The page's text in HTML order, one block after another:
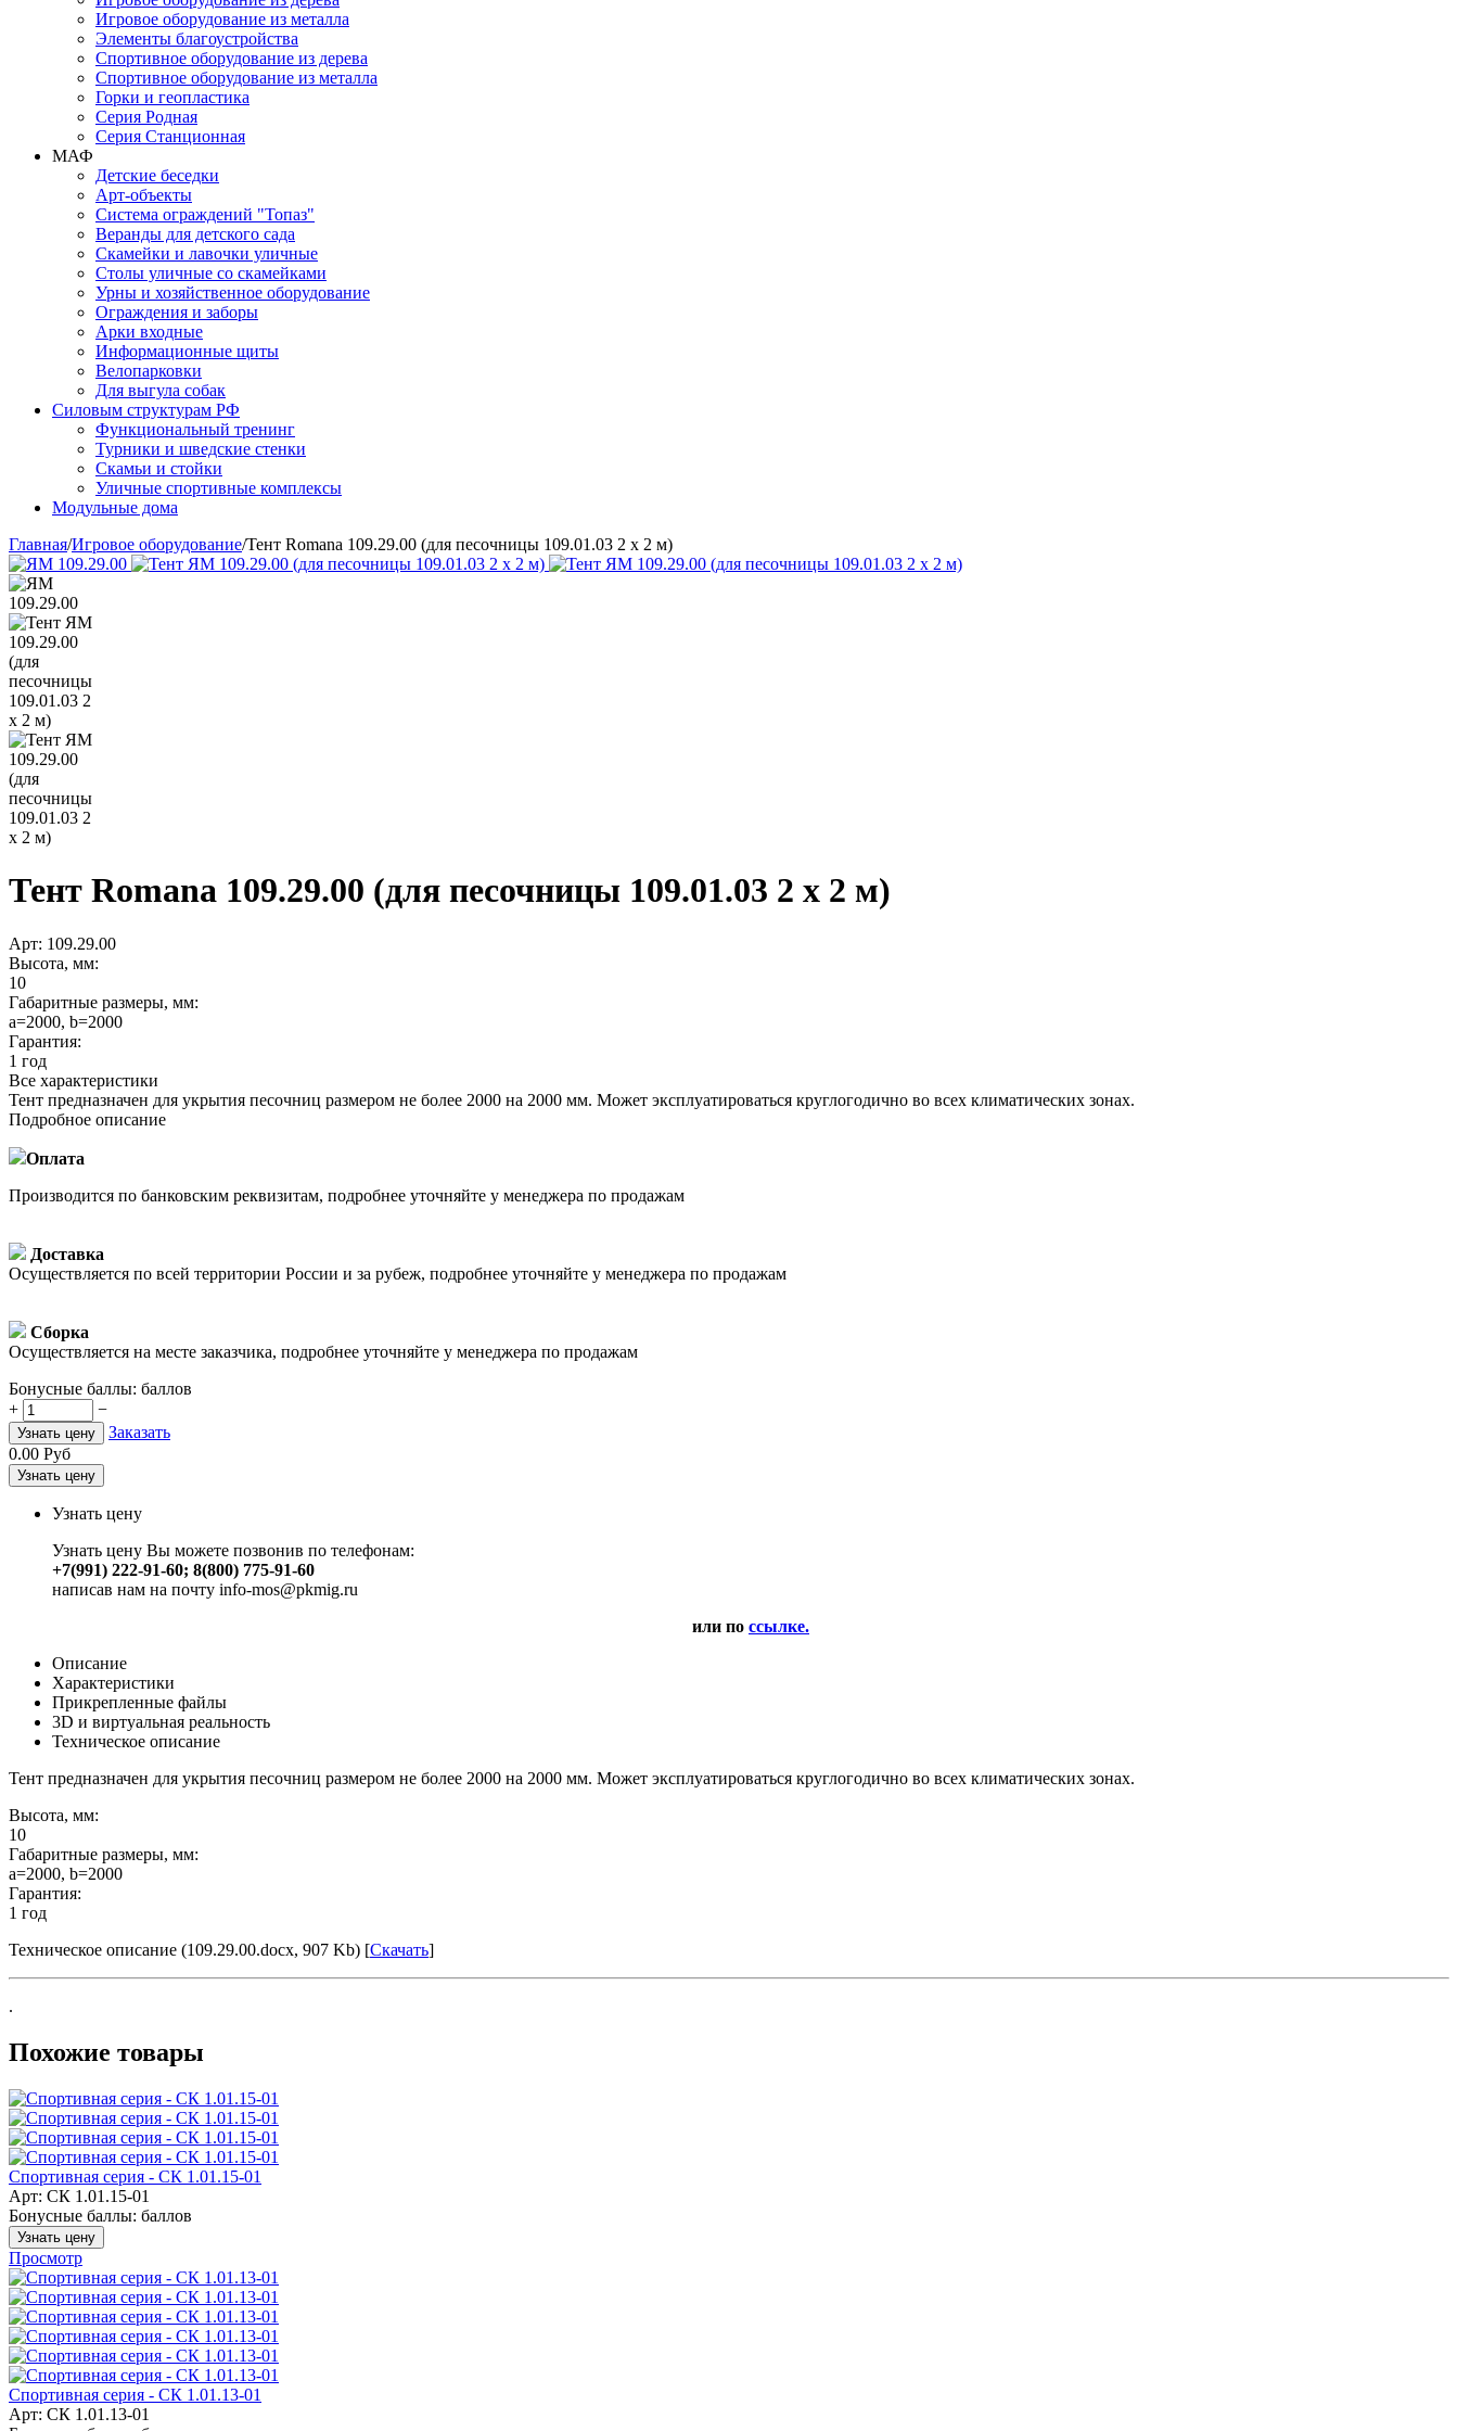
Игровое оборудование из металла
Элементы благоустройства
Спортивное оборудование из дерева
Спортивное оборудование из металла
Горки и геопластика
Серия Родная
Серия Станционная
МАФ
Детские беседки
Арт-объекты
Система ограждений "Топаз"
Веранды для детского сада
Скамейки и лавочки уличные
Столы уличные со скамейками
Урны и хозяйственное оборудование
Ограждения и заборы
Арки входные
Информационные щиты
Велопарковки
Для выгула собак
Силовым структурам РФ
Функциональный тренинг
Турники и шведские стенки
Скамьи и стойки
Уличные спортивные комплексы
Модульные дома
Главная/Игровое оборудование/Тент Romana 109.29.00 (для песочницы 109.01.03 2 x 2 м)
Тент Romana 109.29.00 (для песочницы 109.01.03 2 x 2 м)
Арт: 109.29.00
Высота, мм:
10
Габаритные размеры, мм:
a=2000, b=2000
Гарантия:
1 год
Все характеристики
Тент предназначен для укрытия песочниц размером не более 2000 на 2000 мм. Может эксплуатироваться круглогодично во всех климатических зонах.
Подробное описание
Оплата
Производится по банковским реквизитам, подробнее уточняйте у менеджера по продажам
Доставка
Осуществляется по всей территории России и за рубеж, подробнее уточняйте у менеджера по продажам
Сборка
Осуществляется на месте заказчика, подробнее уточняйте у менеджера по продажам
Бонусные баллы: баллов
+
−
Узнать цену
Заказать
0.00 Руб
Узнать цену
Узнать цену
Узнать цену Вы можете позвонив по телефонам:
+7(991) 222-91-60; 8(800) 775-91-60
написав нам на почту info-mos@pkmig.ru
или по ссылке.
Описание
Характеристики
Прикрепленные файлы
3D и виртуальная реальность
Техническое описание
Тент предназначен для укрытия песочниц размером не более 2000 на 2000 мм. Может эксплуатироваться круглогодично во всех климатических зонах.
Высота, мм:
10
Габаритные размеры, мм:
a=2000, b=2000
Гарантия:
1 год
Техническое описание (109.29.00.docx, 907 Kb) [Скачать]
.
Похожие товары
Спортивная серия - СК 1.01.15-01
Арт: СК 1.01.15-01
Бонусные баллы: баллов
Узнать цену
Просмотр
Спортивная серия - СК 1.01.13-01
Арт: СК 1.01.13-01